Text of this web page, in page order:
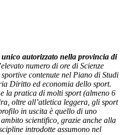
unico autorizzato nella provincia di
numero di ore di Scienze
contenute nel Piano di Studi
Diritto ed economia dello sport.
la pratica di molti sport (almeno 6
oltre all’atletica leggera, gli sport
in uscita è quello di uno
scientifico, grazie anche alla
introdotte assumono nel